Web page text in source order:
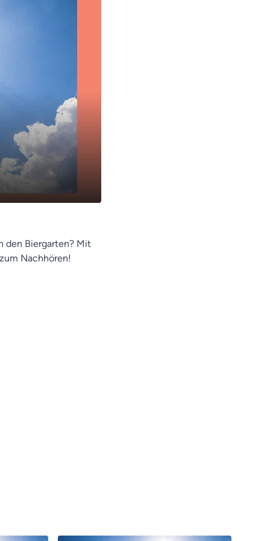
den Biergarten? Mit
Nachhören!